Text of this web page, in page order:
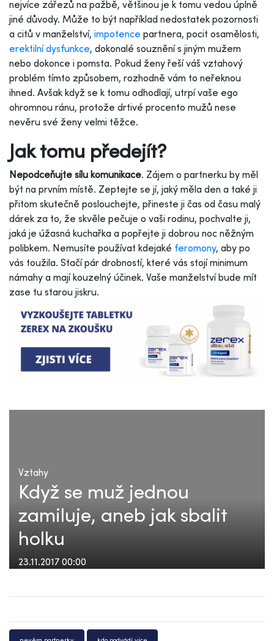
nejvíce zářezů na pažbě, většinou je k tomu vedou úplně
jiné důvody. Může to být například nedostatek pozornosti
a citů v manželství, impotence partnera, pocit osamělosti,
erektilní dysfunkce, dokonalé souznění s jiným mužem
nebo dokonce i pomsta. Pokud ženy řeší váš vztahový
problém tímto způsobem, rozhodně vám to neřeknou
ihned. Avšak když se k tomu odhodlají, utrpí vaše ego
ohromnou ránu, protože drtivé procento mužů nese
nevěru své ženy velmi těžce.
Jak tomu předejít?
Nepodceňujte sílu komunikace. Zájem o partnerku by měl
být na prvním místě. Zeptejte se jí, jaký měla den a také ji
přitom skutečně poslouchejte, přineste ji čas od času malý
dárek za to, že skvěle pečuje o vaši rodinu, pochvalte ji,
jaká je úžasná kuchařka a popřejte ji dobrou noc něžným
polibkem. Nemusíte používat kdejaké feromony, aby po
vás toužila. Stačí pár drobností, které vás stojí minimum
námahy a mají kouzelný účinek. Vaše manželství bude mít
zase tu starou jiskru.
Vztahy
Když se muž jednou
zamiluje, aneb jak sbalit
holku
23.11.2017 00:00